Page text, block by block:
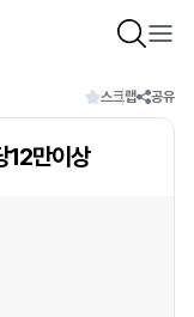
스크랩 공유
12만이상